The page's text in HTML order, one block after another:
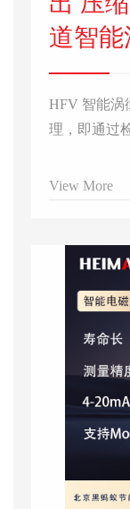
道智
HFV 智能涡
理，即通过
化功能的流
特点，广泛
金、电力等
View More